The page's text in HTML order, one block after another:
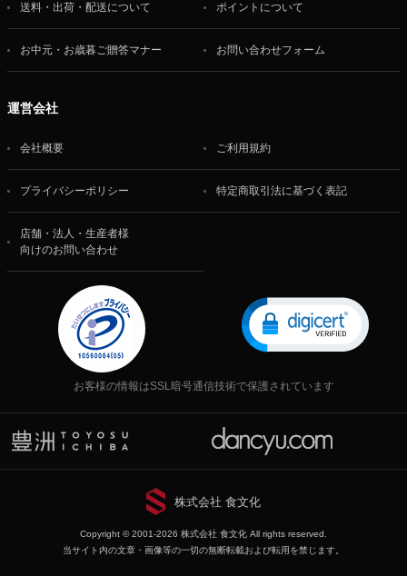
送料・出荷・配送について ポイントについて
お中元・お歳暮ご贈答マナー お問い合わせフォーム
運営会社
会社概要 ご利用規約
プライバシーポリシー 特定商取引法に基づく表記
店舗・法人・生産者様
向けのお問い合わせ
お客様の情報はSSL暗号通信技術で保護されています
株式会社 食文化
Copyright © 2001-2026 株式会社 食文化 All rights reserved.
当サイト内の文章・画像等の一切の無断転載および転用を禁じます。